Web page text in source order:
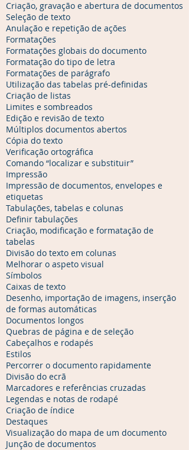
Criação, gravação e abertura de documentos
Seleção de texto
Anulação e repetição de ações
Formatações
Formatações globais do documento
Formatação do tipo de letra
Formatações de parágrafo
Utilização das tabelas pré-definidas
Criação de listas
Limites e sombreados
Edição e revisão de texto
Múltiplos documentos abertos
Cópia do texto
Verificação ortográfica
Comando “localizar e substituir”
Impressão
Impressão de documentos, envelopes e
etiquetas
Tabulações, tabelas e colunas
Definir tabulações
Criação, modificação e formatação de
tabelas
Divisão do texto em colunas
Melhorar o aspeto visual
Símbolos
Caixas de texto
Desenho, importação de imagens, inserção
de formas automáticas
Documentos longos
Quebras de página e de seleção
Cabeçalhos e rodapés
Estilos
Percorrer o documento rapidamente
Divisão do ecrã
Marcadores e referências cruzadas
Legendas e notas de rodapé
Criação de índice
Destaques
Visualização do mapa de um documento
Junção de documentos